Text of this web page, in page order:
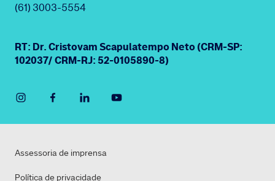
(61) 3003-5554
RT: Dr. Cristovam Scapulatempo Neto (CRM-SP:
102037/ CRM-RJ: 52-0105890-8)
Assessoria de imprensa
Política de privacidade